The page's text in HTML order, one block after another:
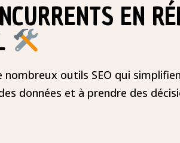
EN
outils SEO qui
données et à prendre des